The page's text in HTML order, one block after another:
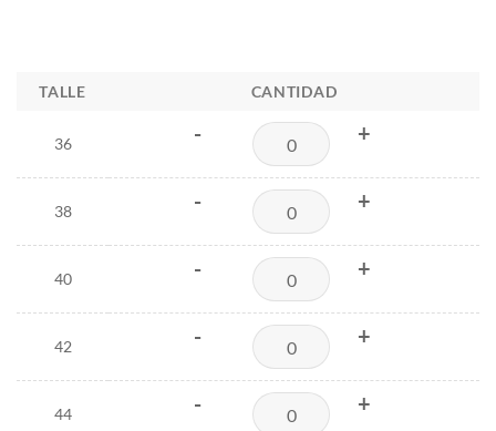
TALLE CANTIDAD
36 - +
38 - +
40 - +
42 - +
44 - +